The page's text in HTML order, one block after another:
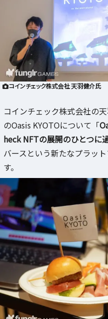
コインチェック株式会社 天羽健介氏
コインチェック株式会社の
のOasis KYOTOについて「
heck NFTの展開のひとつに
バースという新たなプラッ
す。